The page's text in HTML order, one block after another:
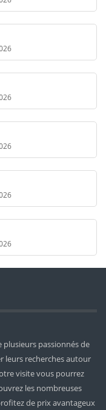
passionnés de
leurs recherches autour
visite vous pourrez
les nombreuses
de prix avantageux